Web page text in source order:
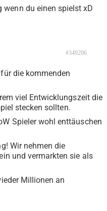
du einen spielst xD
#349296
die kommenden
viel Entwicklungszeit die
stecken sollten.
Spieler wohl enttäuschen
Wir nehmen die
und vermarkten sie als
Millionen an